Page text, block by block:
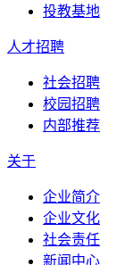
投教基地
人才招聘
社会招聘
校园招聘
内部推荐
关于
企业简介
企业文化
社会责任
新闻中心